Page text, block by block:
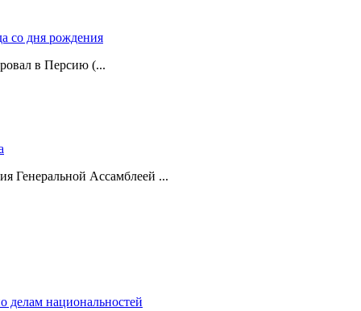
со дня рождения
в Персию (...
Генеральной Ассамблеей ...
делам национальностей